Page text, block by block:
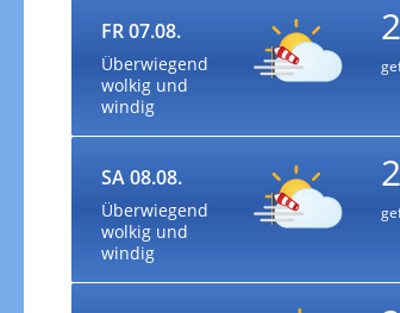
FR 07.08.
Überwiegend
wolkig und
windig
SA 08.08.
Überwiegend
wolkig und
windig